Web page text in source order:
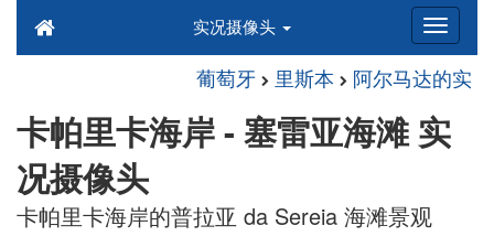
实况摄像头
葡萄牙 里斯本 阿尔马达的实
卡帕里卡海岸 - 塞雷亚海滩 实
况摄像头
卡帕里卡海岸的普拉亚 da Sereia 海滩景观